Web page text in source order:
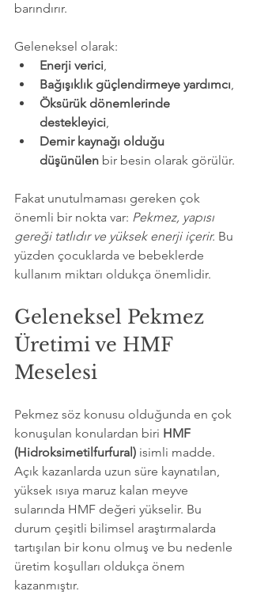
barındırır.
Geleneksel olarak:
Enerji verici,
Bağışıklık güçlendirmeye yardımcı,
Öksürük dönemlerinde
destekleyici,
Demir kaynağı olduğu
düşünülen bir besin olarak görülür.
Fakat unutulmaması gereken çok
önemli bir nokta var: Pekmez, yapısı
gereği tatlıdır ve yüksek enerji içerir. Bu
yüzden çocuklarda ve bebeklerde
kullanım miktarı oldukça önemlidir.
Geleneksel Pekmez
Üretimi ve HMF
Meselesi
Pekmez söz konusu olduğunda en çok
konuşulan konulardan biri HMF
(Hidroksimetilfurfural) isimli madde.
Açık kazanlarda uzun süre kaynatılan,
yüksek ısıya maruz kalan meyve
sularında HMF değeri yükselir. Bu
durum çeşitli bilimsel araştırmalarda
tartışılan bir konu olmuş ve bu nedenle
üretim koşulları oldukça önem
kazanmıştır.